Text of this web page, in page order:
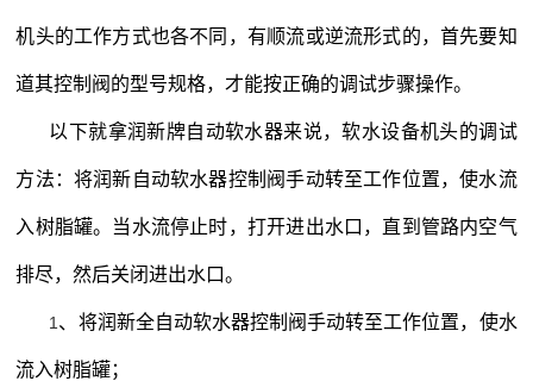
机头的工作方式也各不同，有顺流或逆流形式的，首先要知
道其控制阀的型号规格，才能按正确的调试步骤操作。
以下就拿润新牌自动软水器来说，软水设备机头的调试
方法：将润新自动软水器控制阀手动转至工作位置，使水流
入树脂罐。当水流停止时，打开进出水口，直到管路内空气
排尽，然后关闭进出水口。
1 、将润新全自动软水器控制阀手动转至工作位置，使水
流入树脂罐；